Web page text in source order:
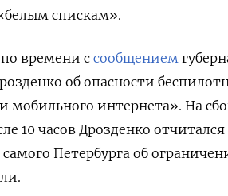
спискам».
времени ссообщением
об опасности
интернета». На
10 часов Дрозденко
Петербурга об